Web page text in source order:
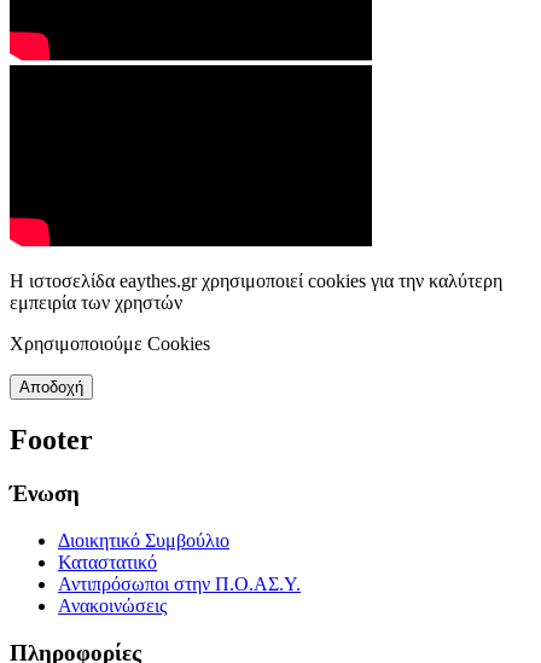
Η ιστοσελίδα eaythes.gr χρησιμοποιεί cookies για την καλύτερη
εμπειρία των χρηστών
Χρησιμοποιούμε Cookies
Αποδοχή
Footer
Ένωση
Διοικητικό Συμβούλιο
Καταστατικό
Αντιπρόσωποι στην Π.Ο.ΑΣ.Υ.
Ανακοινώσεις
Πληροφορίες